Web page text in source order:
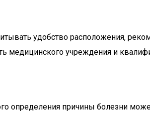
удобство расположения,
медицинского учреждения и
определения причины болезни